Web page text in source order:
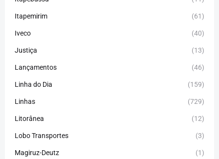
Itapemirim (61)
Iveco (40)
Justiça (13)
Lançamentos (46)
Linha do Dia (159)
Linhas (729)
Litorânea (12)
Lobo Transportes (3)
Magiruz-Deutz (1)